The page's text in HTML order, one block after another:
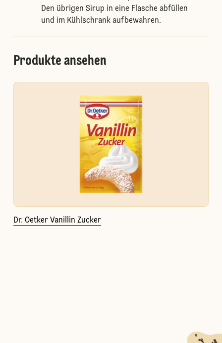
Den übrigen Sirup in eine Flasche abfüllen
und im Kühlschrank aufbewahren.
Produkte ansehen
Dr. Oetker Vanillin Zucker